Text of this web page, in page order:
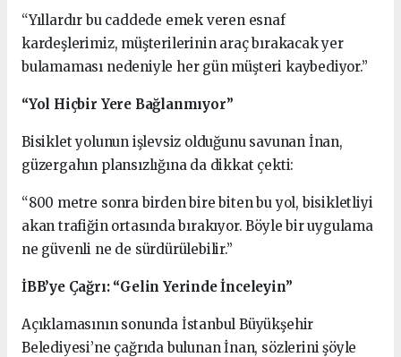
“Yıllardır bu caddede emek veren esnaf
kardeşlerimiz, müşterilerinin araç bırakacak yer
bulamaması nedeniyle her gün müşteri kaybediyor.”
“Yol Hiçbir Yere Bağlanmıyor”
Bisiklet yolunun işlevsiz olduğunu savunan İnan,
güzergahın plansızlığına da dikkat çekti:
“800 metre sonra birden bire biten bu yol, bisikletliyi
akan trafiğin ortasında bırakıyor. Böyle bir uygulama
ne güvenli ne de sürdürülebilir.”
İBB’ye Çağrı: “Gelin Yerinde İnceleyin”
Açıklamasının sonunda İstanbul Büyükşehir
Belediyesi’ne çağrıda bulunan İnan, sözlerini şöyle